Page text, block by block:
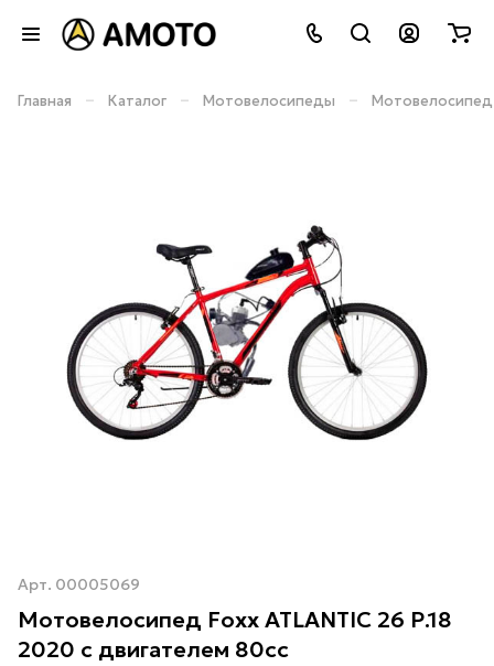
Главная – Каталог – Мотовелосипеды – Мотовелосипед
Арт. 00005069
Мотовелосипед Foxx ATLANTIC 26 Р.18
2020 с двигателем 80сс